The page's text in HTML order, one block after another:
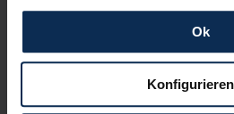
und erlauben uns Cookies für
verwenden und diese Daten an
etwa an unsere
zustimmen möchten,
Ok
Konfigurieren